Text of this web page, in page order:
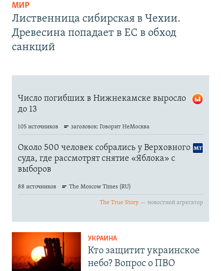
МИР
Лиственница сибирская в Чехии.
Древесина попадает в ЕС в обход
санкций
УКРАИНА
Кто защитит украинское
небо? Вопрос о ПВО